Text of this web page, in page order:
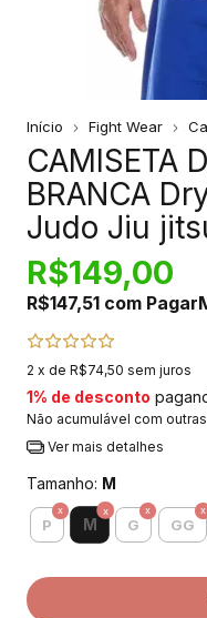
Início Fight Wear
CAMISETA
BRANCA
Judo Jiu
R$149,00
R$147,51 com
2 x de R$74,50 sem juros
1% de desconto
Não acumulável com
Ver mais detalhes
Tamanho: M
P M G GG